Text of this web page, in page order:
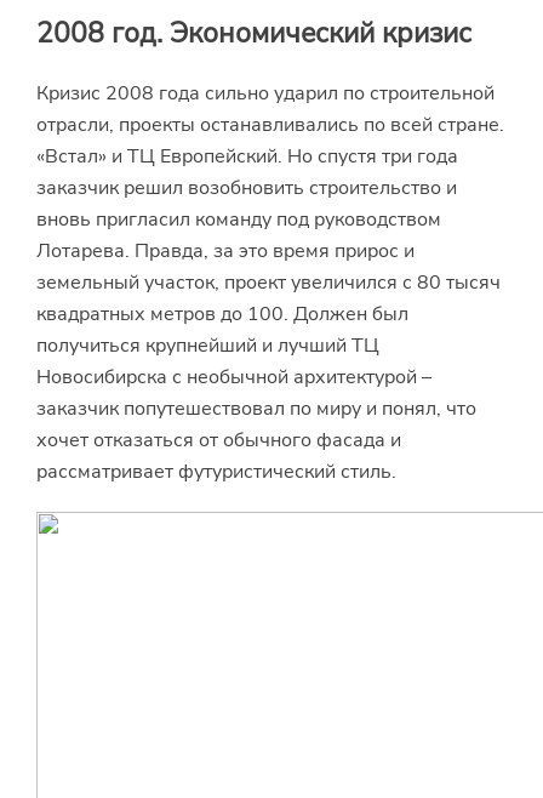
2008 год. Экономический кризис
Кризис 2008 года сильно ударил по строительной
отрасли, проекты останавливались по всей стране.
«Встал» и ТЦ Европейский. Но спустя три года
заказчик решил возобновить строительство и
вновь пригласил команду под руководством
Лотарева. Правда, за это время прирос и
земельный участок, проект увеличился с 80 тысяч
квадратных метров до 100. Должен был
получиться крупнейший и лучший ТЦ
Новосибирска с необычной архитектурой –
заказчик попутешествовал по миру и понял, что
хочет отказаться от обычного фасада и
рассматривает футуристический стиль.